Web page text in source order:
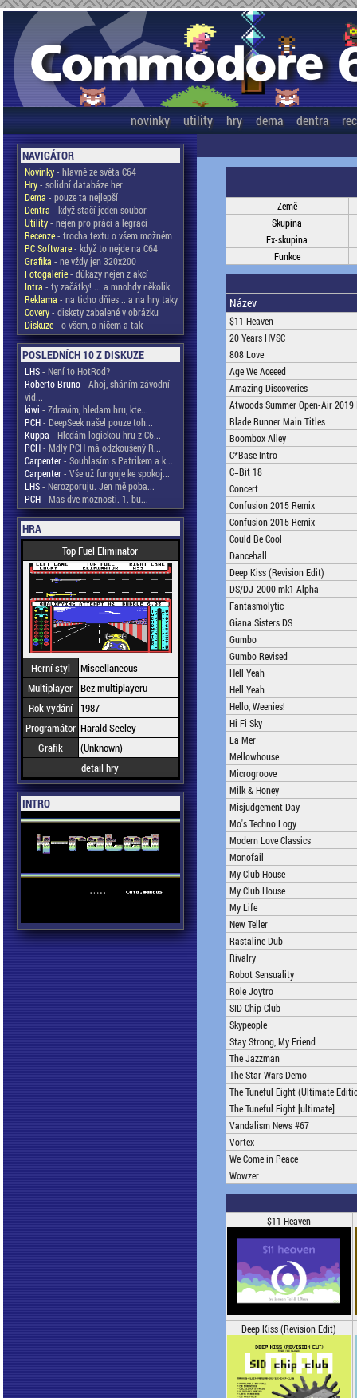
novinky utility hry dema dentra
NAVIGÁTOR
Novinky- hlavně ze světa C64
Hry- solidní databáze her
Dema - pouze ta nejlepší
Dentra - když stačí jeden soubor
Utility- nejen pro práci a legraci
Recenze- trocha textu o všem možném
PC Software- když to nejde na C64
Grafika - ne vždy jen 320x200
Fotogalerie- důkazy nejen z akcí
Intra - ty začátky! ... a mnohdy několik
Reklama - na ticho dňies .. a na hry taky
Covery- diskety zabalené v obrázku
Diskuze- o všem, o ničem a tak
POSLEDNÍCH 10 Z DISKUZE
LHS- Není to HotRod?
Roberto Bruno- Ahoj, sháním závodní
vid...
kiwi - Zdravim, hledam hru, kte...
PCH- DeepSeek našel pouze toh...
Kuppa - Hledám logickou hru z C6...
PCH- Mdlý PCH má odzkoušený R...
Carpenter- Souhlasím s Patrikem a k...
Carpenter- Vše už funguje ke spokoj...
LHS- Nerozporuju. Jen mě poba...
PCH- Mas dve moznosti. 1. bu...
HRA
Top Fuel Eliminator
Herní styl
Miscellaneous
Multiplayer Bez multiplayeru
Rok vydání
1987
Programátor Harald Seeley
Grafik
(Unknown)
detail hry
INTRO
Země
Skupina
Ex-skupina
Funkce
Název
$11 Heaven
20 Years HVSC
808 Love
Age We Aceeed
Amazing Discoveries
Atwoods Summer Open-Air
Blade Runner Main Titles
Boombox Alley
C*Base Intro
C=Bit 18
Concert
Confusion 2015 Remix
Confusion 2015 Remix
Could Be Cool
Dancehall
Deep Kiss (Revision Edit)
DS/DJ-2000 mk1 Alpha
Fantasmolytic
Giana Sisters DS
Gumbo
Gumbo Revised
Hell Yeah
Hell Yeah
Hello, Weenies!
Hi Fi Sky
La Mer
Mellowhouse
Microgroove
Milk & Honey
Misjudgement Day
Mo's Techno Logy
Modern Love Classics
Monofail
My Club House
My Club House
My Life
New Teller
Rastaline Dub
Rivalry
Robot Sensuality
Role Joytro
SID Chip Club
Skypeople
Stay Strong, My Friend
The Jazzman
The Star Wars Demo
The Tuneful Eight (Ultimate
The Tuneful Eight [ultimate]
Vandalism News #67
Vortex
We Come in Peace
Wowzer
$11 Heaven
Deep Kiss (Revision Edit)